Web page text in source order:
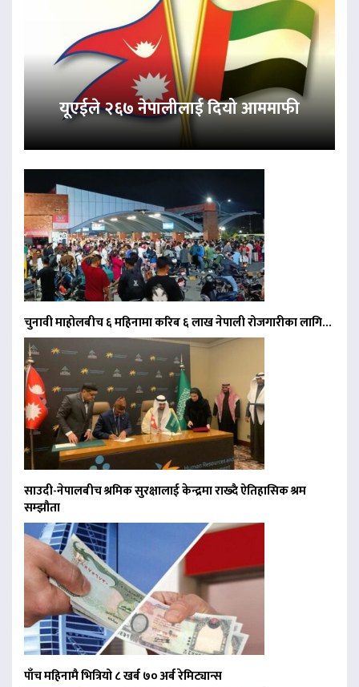
यूएईले २६७ नेपालीलाई दियो आममाफी
चुनावी माहोलबीच ६ महिनामा करिब ६ लाख नेपाली रोजगारीका लागि…
साउदी-नेपालबीच श्रमिक सुरक्षालाई केन्द्रमा राख्दै ऐतिहासिक श्रम
सम्झौता
पाँच महिनामै भित्रियो ८ खर्ब ७० अर्ब रेमिट्यान्स